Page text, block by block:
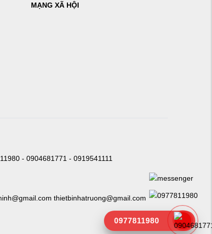
MẠNG XÃ HỘI
- 0904681771 - 0919541111
thietbinhatruong@gmail.com
0977811980